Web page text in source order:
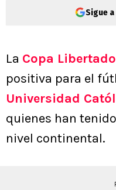
Sigue
La Copa
positiva para el
Universidad
quienes han
nivel continental.